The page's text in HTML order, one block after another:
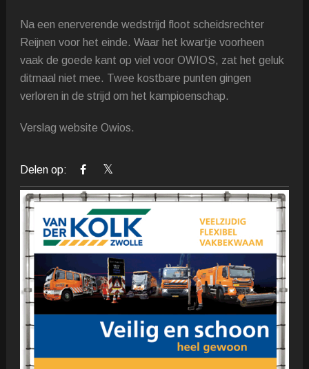
Na een enerverende wedstrijd floot scheidsrechter
Reijnen voor het einde. Waar het kwartje voorheen
vaak de goede kant op viel voor OWIOS, zat het geluk
ditmaal niet mee. Twee kostbare punten gingen
verloren in de strijd om het kampioenschap.
Verslag website Owios.
Delen op: